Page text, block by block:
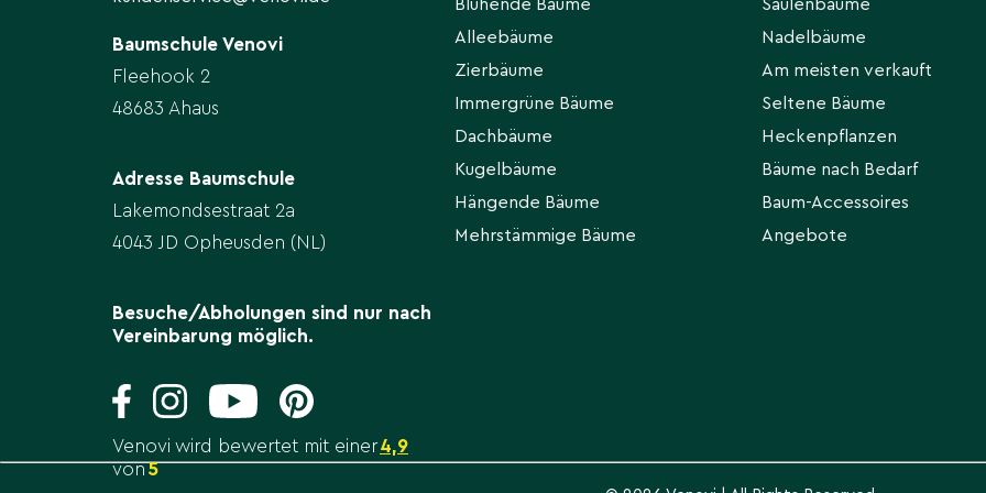
Bewässerung
In der Anwachsphase gleichmäßig feucht halten. Später
trockenheitsverträglich; bei längerer Hitze tiefgründig wässern.
Schnitt
Nur leicht auslichten und reibende/kreuzende Triebe entfernen;
Anspruchslos: Im Frühjahr moderat organisch düngen. Hohe
Stickstoffgaben vermeiden, damit Triebe gut ausreifen und die
Standfestigkeit erhalten bleibt.
Baumschule Venovi
Fleehook 2
48683 Ahaus
Adresse Baumschule
Lakemondsestraat 2a
4043 JD Opheusden (NL)
Besuche/Abholungen sind nur nach
Vereinbarung möglich.
Venovi wird bewertet mit einer4,9
von5
Blühende Bäume
Alleebäume
Zierbäume
Immergrüne Bäume
Dachbäume
Kugelbäume
Hängende Bäume
Mehrstämmige Bäume
Säulenbäume
Nadelbäume
Am meisten verkauft
Seltene Bäume
Heckenpflanzen
Bäume nach Bedarf
Baum-Accessoires
Angebote